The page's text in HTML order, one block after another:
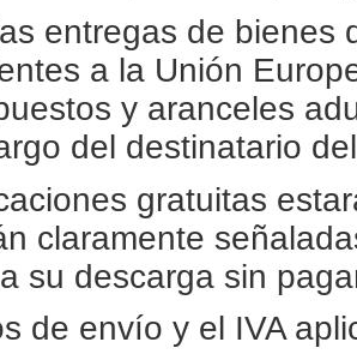
entregas de bienes
a la Unión
y aranceles
del destinatario
gratuitas
claramente
su descarga sin
de envío y el IVA